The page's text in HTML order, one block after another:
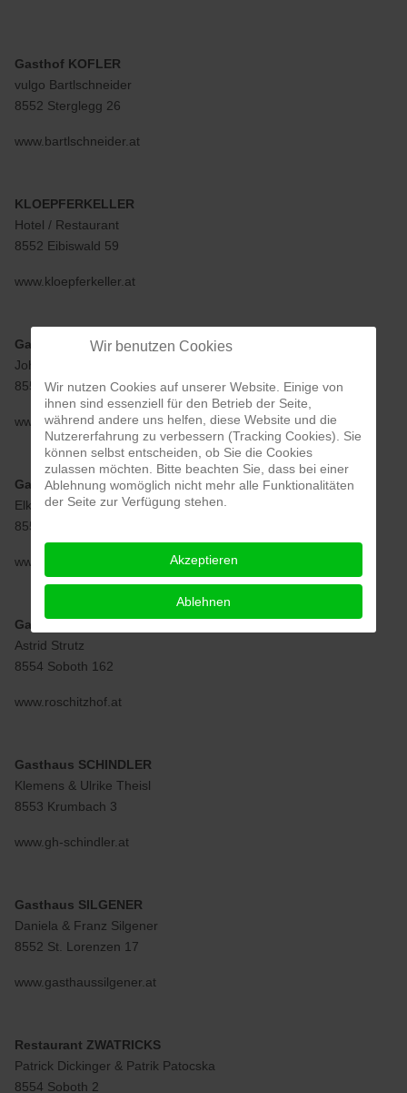
Gasthof KOFLER
vulgo Bartlschneider
8552 Sterglegg 26
www.bartlschneider.at
KLOEPFERKELLER
Hotel / Restaurant
8552 Eibiswald 59
www.kloepferkeller.at
Gasthaus MESSNER
Johannes Maritschnegg
8554 Soboth 19
www.hotel-messner-soboth.at
Gasthof Mörth
Elke Mörth
8554 Soboth 131
www.gasthof-moerth.at
Gasthof Roschitzhof
Astrid Strutz
8554 Soboth 162
www.roschitzhof.at
Gasthaus SCHINDLER
Klemens & Ulrike Theisl
8553 Krumbach 3
www.gh-schindler.at
Gasthaus SILGENER
Daniela & Franz Silgener
8552 St. Lorenzen 17
www.gasthaussilgener.at
Restaurant ZWATRICKS
Patrick Dickinger & Patrik Patocska
8554 Soboth 2
Wir benutzen Cookies
Wir nutzen Cookies auf unserer Website. Einige von
ihnen sind essenziell für den Betrieb der Seite,
während andere uns helfen, diese Website und die
Nutzererfahrung zu verbessern (Tracking Cookies). Sie
können selbst entscheiden, ob Sie die Cookies
zulassen möchten. Bitte beachten Sie, dass bei einer
Ablehnung womöglich nicht mehr alle Funktionalitäten
der Seite zur Verfügung stehen.
Akzeptieren
Ablehnen